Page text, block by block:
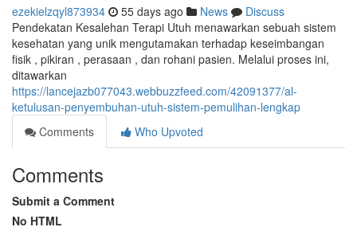
ezekielzqyl873934 55 days ago News
Discuss
Pendekatan Kesalehan Terapi Utuh menawarkan sebuah sistem
kesehatan yang unik mengutamakan terhadap keseimbangan
fisik , pikiran , perasaan , dan rohani pasien. Melalui proses ini,
ditawarkan
https://lancejazb077043.webbuzzfeed.com/42091377/al-
ketulusan-penyembuhan-utuh-sistem-pemulihan-lengkap
Comments
Who Upvoted
Comments
Submit a Comment
No HTML